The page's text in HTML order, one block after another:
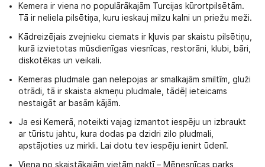
Kemera ir viena no populārākajām Turcijas kūrortpilsētām.
Tā ir neliela pilsētiņa, kuru ieskauj milzu kalni un priežu meži.
Kādreizējais zvejnieku ciemats ir kļuvis par skaistu pilsētiņu,
kurā izvietotas mūsdienīgas viesnīcas, restorāni, klubi, bāri,
diskotēkas un veikali.
Kemeras pludmale gan nelepojas ar smalkajām smiltīm, gluži
otrādi, tā ir skaista akmeņu pludmale, tādēļ ieteicams
nestaigāt ar basām kājām.
Ja esi Kemerā, noteikti vajag izmantot iespēju un izbraukt
ar tūristu jahtu, kura dodas pa dzidri zilo pludmali,
apstājoties uz mirkli. Lai dotu tev iespēju ienirt ūdenī.
Viena no skaistākajām vietām naktī – Mēnesnīcas parks